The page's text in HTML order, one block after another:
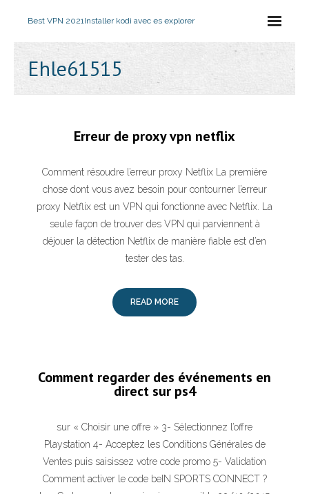
Best VPN 2021Installer kodi avec es explorer
Ehle61515
Erreur de proxy vpn netflix
Comment résoudre l’erreur proxy Netflix La première
chose dont vous avez besoin pour contourner l’erreur
proxy Netflix est un VPN qui fonctionne avec Netflix. La
seule façon de trouver des VPN qui parviennent à
déjouer la détection Netflix de manière fiable est d’en
tester des tas.
READ MORE
Comment regarder des événements en
direct sur ps4
sur « Choisir une offre » 3- Sélectionnez l’offre
Playstation 4- Acceptez les Conditions Générales de
Ventes puis saisissez votre code promo 5- Validation
Comment activer le code beIN SPORTS CONNECT ?